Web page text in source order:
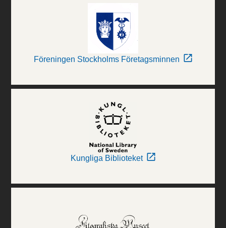
Föreningen Stockholms Företagsminnen
Kungliga Biblioteket